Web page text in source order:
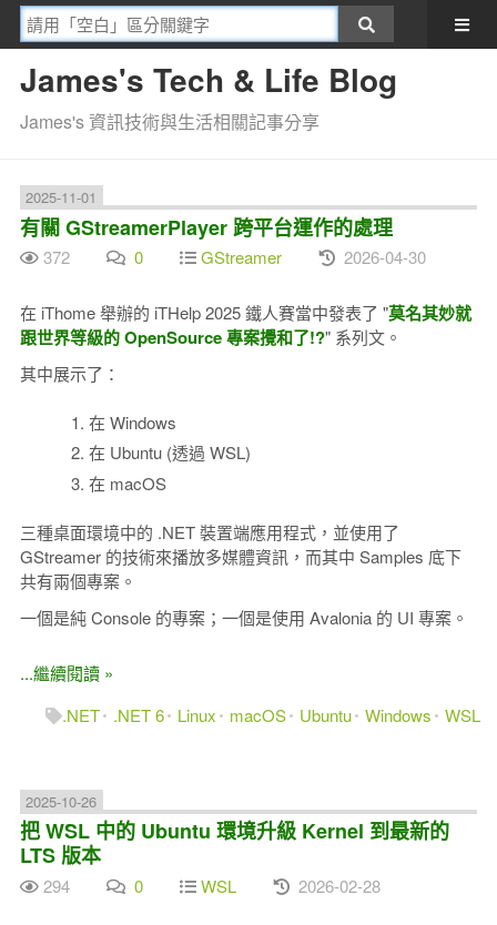
James's Tech & Life Blog
James's 資訊技術與生活相關記事分享
2025-11-01
有關 GStreamerPlayer 跨平台運作的處理
372 0 GStreamer 2026-04-30
在 iThome 舉辦的 iTHelp 2025 鐵人賽當中發表了 "莫名其妙就
跟世界等級的 OpenSource 專案攪和了!?" 系列文。
其中展示了：
在 Windows
在 Ubuntu (透過 WSL)
在 macOS
三種桌面環境中的 .NET 裝置端應用程式，並使用了
GStreamer 的技術來播放多媒體資訊，而其中 Samples 底下
共有兩個專案。
一個是純 Console 的專案；一個是使用 Avalonia 的 UI 專案。
...繼續閱讀 »
.NET
.NET 6 Linux macOS Ubuntu Windows WSL
2025-10-26
把 WSL 中的 Ubuntu 環境升級 Kernel 到最新的
LTS 版本
294 0 WSL 2026-02-28